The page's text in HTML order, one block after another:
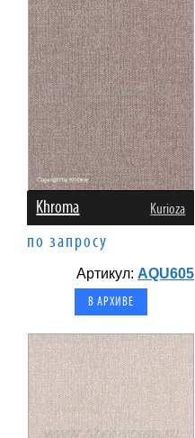
Khroma Kurioza
по запросу
Артикул: AQU605
В АРХИВЕ